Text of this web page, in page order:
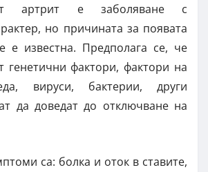
артрит е заболяване с
но причината за появата
известна. Предполага се, че
генетични фактори, фактори на
вируси, бактерии, други
да доведат до отключване на
са: болка и оток в ставите,